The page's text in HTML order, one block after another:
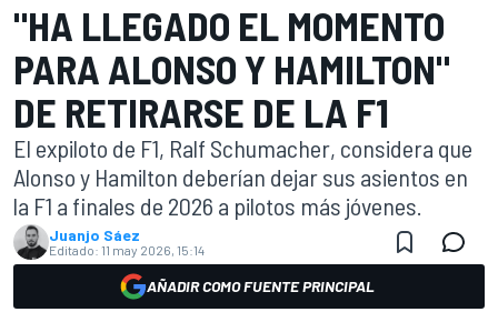
"HA LLEGADO EL MOMENTO
PARA ALONSO Y HAMILTON"
DE RETIRARSE DE LA F1
El expiloto de F1, Ralf Schumacher, considera que
Alonso y Hamilton deberían dejar sus asientos en
la F1 a finales de 2026 a pilotos más jóvenes.
Juanjo Sáez
Editado: 11 may 2026, 15:14
AÑADIR COMO FUENTE PRINCIPAL